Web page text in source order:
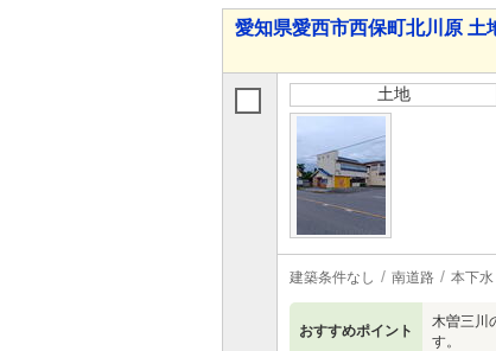
愛知県愛西市西保町北川原 土
土地
建築条件なし 南道路 本下水
おすすめポイント
木曽三川
す。